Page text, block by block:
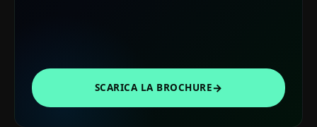
SCARICA LA BROCHURE→